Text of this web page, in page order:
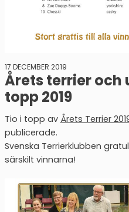
17 DECEMBER 2019
Årets terrier och
topp 2019
Tio i topp av Årets Terrier
publicerade.
Svenska Terrierklubben
särskilt vinnarna!